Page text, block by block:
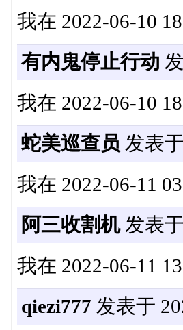
我在 2022-06-10
有内鬼停止行动
我在 2022-06-10
蛇美巡查员 发表
我在 2022-06-11
阿三收割机发表于
我在 2022-06-11
qiezi777 发表于